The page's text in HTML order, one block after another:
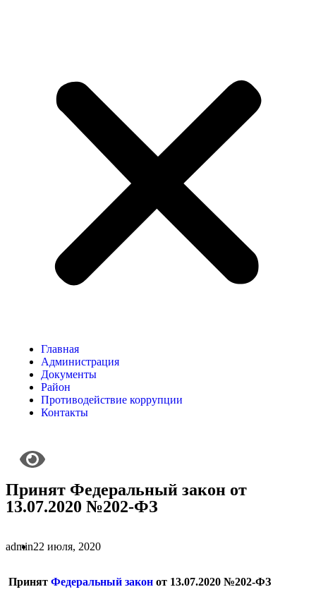
Главная
Администрация
Документы
Район
Противодействие коррупции
Контакты
Принят Федеральный закон от
13.07.2020 №202-ФЗ
admin22 июля, 2020
Принят Федеральный закон от 13.07.2020 №202-ФЗ